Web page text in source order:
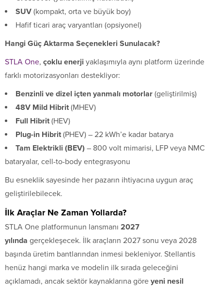
SUV (kompakt, orta ve büyük boy)
Hafif ticari araç varyantları (opsiyonel)
Hangi Güç Aktarma Seçenekleri Sunulacak?
STLA One, çoklu enerji yaklaşımıyla aynı platform üzerinde
farklı motorizasyonları destekliyor:
Benzinli ve dizel içten yanmalı motorlar (geliştirilmiş)
48V Mild Hibrit (MHEV)
Full Hibrit (HEV)
Plug-in Hibrit (PHEV) – 22 kWh’e kadar batarya
Tam Elektrikli (BEV) – 800 volt mimarisi, LFP veya NMC
bataryalar, cell-to-body entegrasyonu
Bu esneklik sayesinde her pazarın ihtiyacına uygun araç
geliştirilebilecek.
İlk Araçlar Ne Zaman Yollarda?
STLA One platformunun lansmanı 2027
yılında gerçekleşecek. İlk araçların 2027 sonu veya 2028
başında üretim bantlarından inmesi bekleniyor. Stellantis
henüz hangi marka ve modelin ilk sırada geleceğini
açıklamadı, ancak sektör kaynaklarına göre yeni nesil